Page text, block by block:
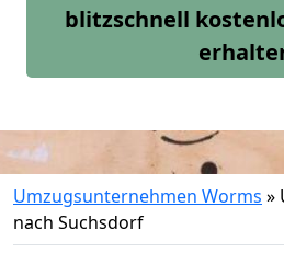
blitzschnell
Umzugsunternehmen Worms »
nach Suchsdorf